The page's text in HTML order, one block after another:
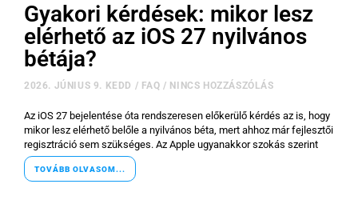
Gyakori kérdések: mikor lesz
elérhető az iOS 27 nyilvános
bétája?
2026. JÚNIUS 9. KEDD / FAQ / NINCS HOZZÁSZÓLÁS
Az iOS 27 bejelentése óta rendszeresen előkerülő kérdés az is, hogy
mikor lesz elérhető belőle a nyilvános béta, mert ahhoz már fejlesztői
regisztráció sem szükséges. Az Apple ugyanakkor szokás szerint
TOVÁBB OLVASOM...